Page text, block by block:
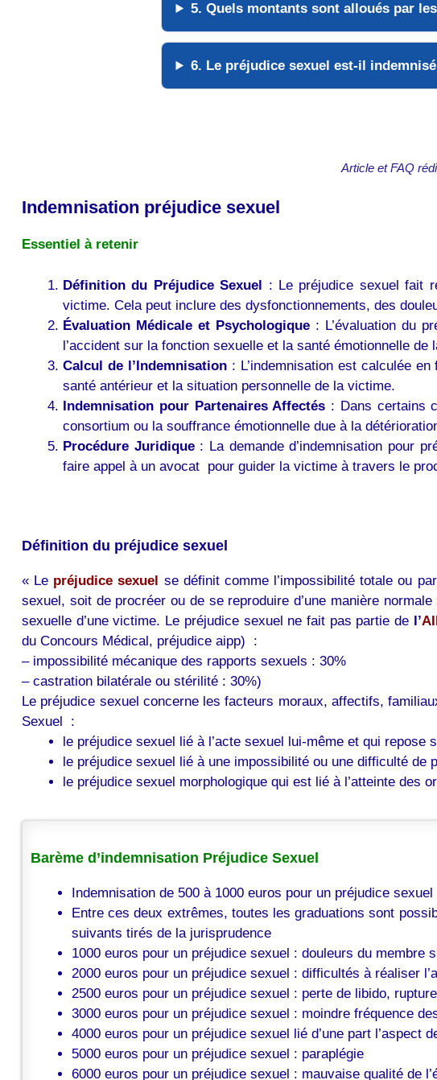
5. Quels montants sont alloués par
6. Le préjudice sexuel est-il
Article et FAQ
Indemnisation préjudice sexuel
Essentiel à retenir
Définition du Préjudice Sexuel : Le préjudice sexuel fait
victime. Cela peut inclure des dysfonctionnements, des
Évaluation Médicale et Psychologique: L’évaluation du
l’accident sur la fonction sexuelle et la santé émotionnelle de
Calcul de l’Indemnisation: L’indemnisation est calculée en
santé antérieur et la situation personnelle de la victime.
Indemnisation pour Partenaires Affectés : Dans certains
consortium ou la souffrance émotionnelle due à la
Procédure Juridique: La demande d’indemnisation pour
faire appel à un avocat pour guider la victime à travers le
Définition du préjudice sexuel
« Le préjudice sexuel se définit comme l’impossibilité totale ou
sexuel, soit de procréer ou de se reproduire d’une manière
sexuelle d’une victime. Le préjudice sexuel ne fait pas partie de l’
du Concours Médical, préjudice aipp) :
– impossibilité mécanique des rapports sexuels : 30%
– castration bilatérale ou stérilité : 30%)
Le préjudice sexuel concerne les facteurs moraux, affectifs,
Sexuel :
le préjudice sexuel lié à l’acte sexuel lui-même et qui repose
le préjudice sexuel lié à une impossibilité ou une difficulté de
le préjudice sexuel morphologique qui est lié à l’atteinte des
Barème d’indemnisation Préjudice Sexuel
Indemnisation de 500 à 1000 euros pour un préjudice
Entre ces deux extrêmes, toutes les graduations sont
suivants tirés de la jurisprudence
1000 euros pour un préjudice sexuel : douleurs du membre
2000 euros pour un préjudice sexuel : difficultés à réaliser
2500 euros pour un préjudice sexuel : perte de libido,
3000 euros pour un préjudice sexuel : moindre fréquence
4000 euros pour un préjudice sexuel lié d’une part
5000 euros pour un préjudice sexuel : paraplégie
6000 euros pour un préjudice sexuel : mauvaise qualité de